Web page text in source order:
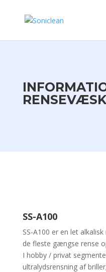
SS-A100
SS-A100 er en let
de fleste gængse rense
I hobby / privat
ultralydsrensning af